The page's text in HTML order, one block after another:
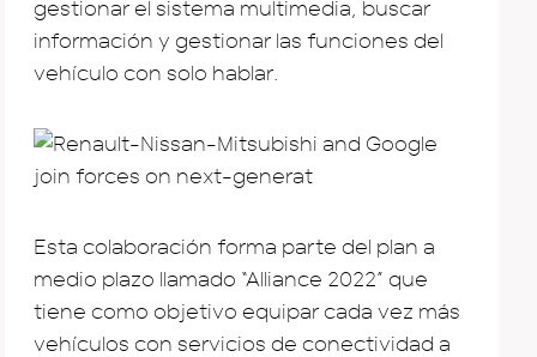
gestionar el sistema multimedia, buscar
información y gestionar las funciones del
vehículo con solo hablar.
Esta colaboración forma parte del plan a
medio plazo llamado “Alliance 2022” que
tiene como objetivo equipar cada vez más
vehículos con servicios de conectividad a